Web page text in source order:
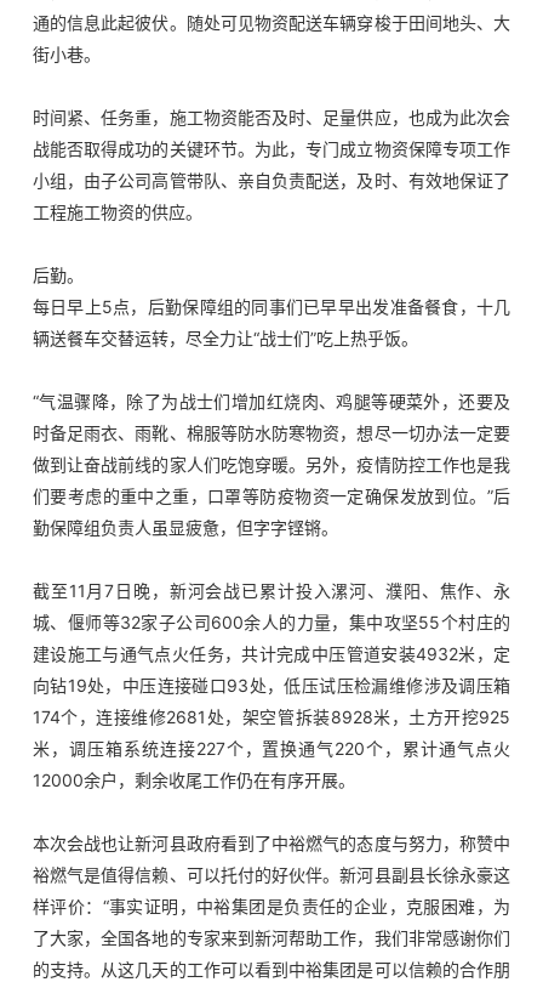
通的信息此起彼伏。随处可见物资配送车辆穿梭于田间地头、大
街小巷。
时间紧、任务重，施工物资能否及时、足量供应，也成为此次会
战能否取得成功的关键环节。为此，专门成立物资保障专项工作
小组，由子公司高管带队、亲自负责配送，及时、有效地保证了
工程施工物资的供应。
后勤。
每日早上5点，后勤保障组的同事们已早早出发准备餐食，十几
辆送餐车交替运转，尽全力让“战士们”吃上热乎饭。
“气温骤降，除了为战士们增加红烧肉、鸡腿等硬菜外，还要及
时备足雨衣、雨靴、棉服等防水防寒物资，想尽一切办法一定要
做到让奋战前线的家人们吃饱穿暖。另外，疫情防控工作也是我
们要考虑的重中之重，口罩等防疫物资一定确保发放到位。”后
勤保障组负责人虽显疲惫，但字字铿锵。
截至11月7日晚，新河会战已累计投入漯河、濮阳、焦作、永
城、偃师等32家子公司600余人的力量，集中攻坚55个村庄的
建设施工与通气点火任务，共计完成中压管道安装4932米，定
向钻19处，中压连接碰口93处，低压试压检漏维修涉及调压箱
174个，连接维修2681处，架空管拆装8928米，土方开挖925
米，调压箱系统连接227个，置换通气220个，累计通气点火
12000余户，剩余收尾工作仍在有序开展。
本次会战也让新河县政府看到了中裕燃气的态度与努力，称赞中
裕燃气是值得信赖、可以托付的好伙伴。新河县副县长徐永豪这
样评价：“事实证明，中裕集团是负责任的企业，克服困难，为
了大家，全国各地的专家来到新河帮助工作，我们非常感谢你们
的支持。从这几天的工作可以看到中裕集团是可以信赖的合作朋